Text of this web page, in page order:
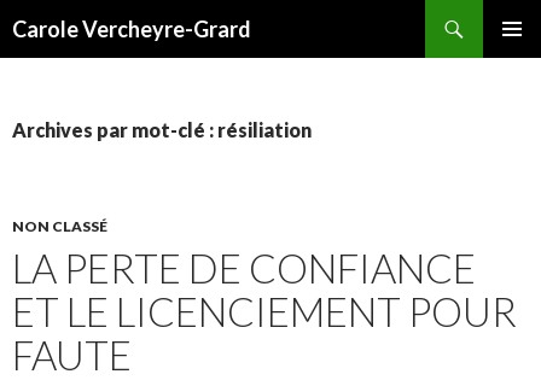
Carole Vercheyre-Grard
Archives par mot-clé : résiliation
NON CLASSÉ
LA PERTE DE CONFIANCE
ET LE LICENCIEMENT POUR
FAUTE